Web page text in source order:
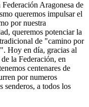
Federación Aragonesa de
queremos impulsar el
por nuestra
queremos potenciar la
de "camino por
Hoy en día, gracias al
la Federación, en
centenares de
por numeros
senderos, a todos los